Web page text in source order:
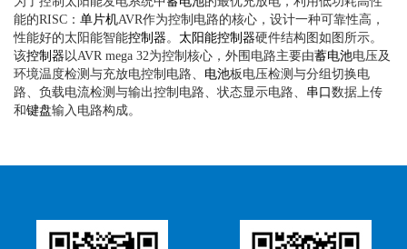
能的RISC： 单片机AVR作为控制电路的核心，设计一种可靠性高，
性能好的太阳能智能控制器。 太阳能控制器硬件结构图如图所示。
该控制器 以AVR mega 32为控制核心，外围电路主要由蓄电池电压及
环境温度检测与充放电控制电路、 电池板电压检测与分组切换电
路、负载电流检测与输出控制电路、状态显示电路、 串口 数据上传
和键盘输入电路构成。